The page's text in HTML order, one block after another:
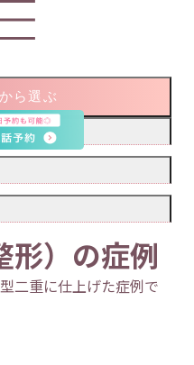
ら選ぶ
と
)
アップ
・肝斑
ボ
汗症
吸引・注射)
形）の症例
二重に仕上げた症例で